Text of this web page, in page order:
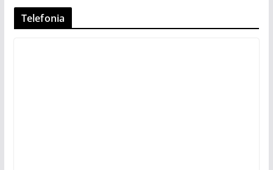
Telefonia